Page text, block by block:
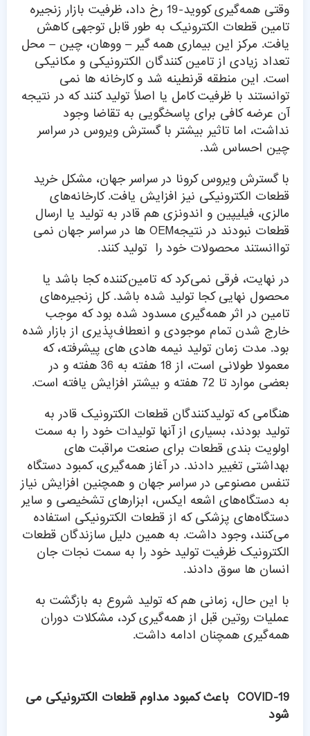
وقتی همه‌گیری کووید-19 رخ داد، ظرفیت بازار زنجیره
تامین قطعات الکترونیک به طور قابل توجهی کاهش
یافت. مرکز این بیماری همه گیر – ووهان، چین – محل
تعداد زیادی از تامین کنندگان الکترونیکی و مکانیکی
است. این منطقه قرنطینه شد و کارخانه ها نمی
توانستند با ظرفیت کامل یا اصلاً تولید کنند که در نتیجه
آن عرضه کافی برای پاسخگویی به تقاضا وجود
نداشت، اما تاثیر بیشتر با گسترش ویروس در سراسر
چین احساس شد.
با گسترش ویروس کرونا در سراسر جهان، مشکل خرید
قطعات الکترونیکی نیز افزایش یافت. کارخانه‌های
مالزی، فیلیپین و اندونزی هم قادر به تولید یا ارسال
قطعات نبودند در نتیجهOEM ها در سراسر جهان نمی
تواانستند محصولات خود را تولید کنند.
در نهایت، فرقی نمی‌کرد که تامین‌کننده کجا باشد یا
محصول نهایی کجا تولید شده باشد. کل زنجیره‌های
تامین در اثر همه‌گیری مسدود شده بود که موجب
خارج شدن تمام موجودی و انعطاف‌پذیری از بازار شده
بود. مدت زمان تولید نیمه هادی های پیشرفته، که
معمولا طولانی است، از 18 هفته به 36 هفته و در
بعضی موارد تا 72 هفته و بیشتر افزایش یافته است.
هنگامی که تولیدکنندگان قطعات الکترونیک قادر به
تولید بودند، بسیاری از آنها تولیدات خود را به سمت
اولویت بندی قطعات برای صنعت مراقبت های
بهداشتی تغییر دادند. در آغاز همه‌گیری، کمبود دستگاه
تنفس مصنوعی در سراسر جهان و همچنین افزایش نیاز
به دستگاه‌های اشعه ایکس، ابزارهای تشخیصی و سایر
دستگاه‌های پزشکی که از قطعات الکترونیکی استفاده
می‌کنند، وجود داشت. به همین دلیل سازندگان قطعات
الکترونیک ظرفیت تولید خود را به سمت نجات جان
انسان ها سوق دادند.
با این حال، زمانی هم که تولید شروع به بازگشت به
عملیات روتین قبل از همه‌گیری کرد، مشکلات دوران
همه‌گیری همچنان ادامه داشت.
COVID-19 باعث کمبود مداوم قطعات الکترونیکی می
شود